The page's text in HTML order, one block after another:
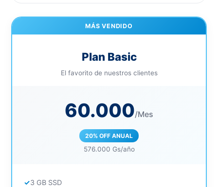
MÁS VENDIDO
Plan Basic
El favorito de nuestros clientes
60.000/Mes
20% OFF ANUAL
576.000 Gs/año
3 GB SSD